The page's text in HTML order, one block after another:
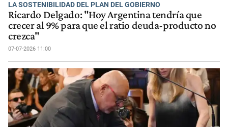
LA SOSTENIBILIDAD DEL PLAN DEL GOBIERNO
Ricardo Delgado: "Hoy Argentina tendría que
crecer al 9% para que el ratio deuda-producto no
crezca"
07-07-2026 11:00